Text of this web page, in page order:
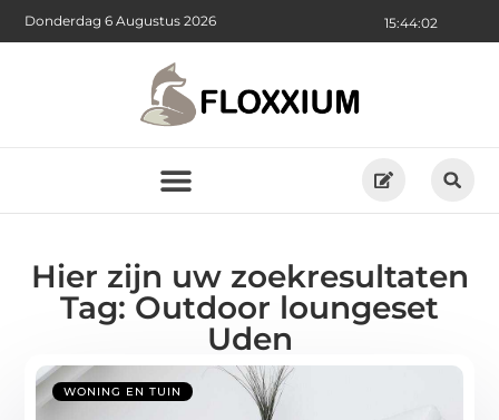
15:44:03
Donderdag 6 Augustus 2026
Hier zijn uw zoekresultaten
Tag: Outdoor loungeset
Uden
WONING EN TUIN